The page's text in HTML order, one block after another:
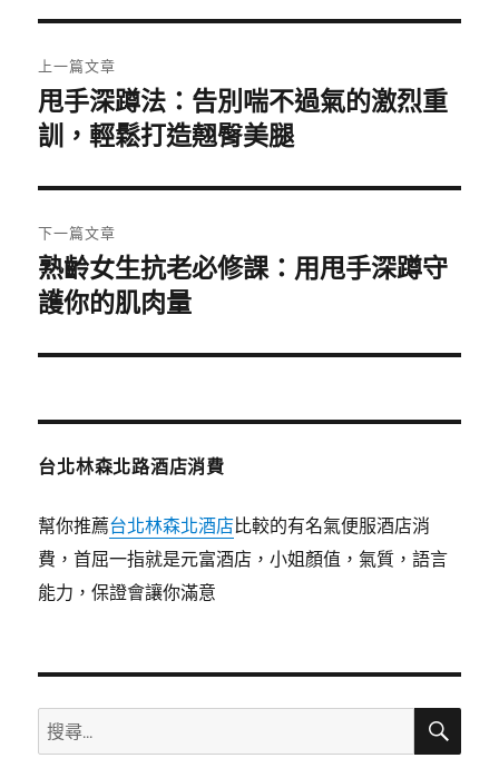
章
導
覽
上一篇文章
上
一
文
章:
甩手深蹲法：告別喘不過氣的激烈重
訓，輕鬆打造翹臀美腿
下一篇文章
下
一
文
熟齡女生抗老必修課：用甩手深蹲守
護你的肌肉量
台北林森北路酒店消費
幫你推薦台北林森北酒店比較的有名氣便服酒店消
費，首屈一指就是元富酒店，小姐顏值，氣質，語言
能力，保證會讓你滿意
搜
尋
搜